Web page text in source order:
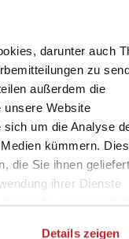
darunter auch
zu
außerdem die
unsere Website
um die Analyse
kümmern.
die Sie ihnen geliefert
ihrer Dienste
mehr wissen
Details zeigen